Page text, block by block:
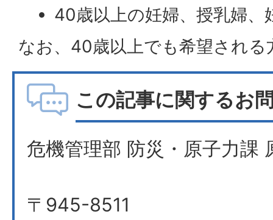
40歳以上の妊婦、授乳婦、
なお、40歳以上でも希望され
この記事に関するお
危機管理部 防災・原子力課
〒945-8511